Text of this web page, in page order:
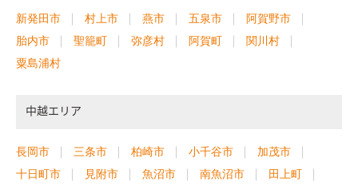
新発田市 村上市 燕市 五泉市
阿賀野市
胎内市
聖籠町 弥彦村 阿賀町
関川村
粟島浦村
中越エリア
長岡市 三条市 柏崎市 小千谷市
加茂市
十日町市
見附市 魚沼市 南魚沼市
田上町